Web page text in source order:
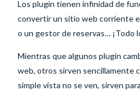
Los plugin tienen infinidad de
convertir un sitio web corriente
o un gestor de reservas… ¡Todo
Mientras que algunos plugin
web, otros sirven sencillamente
simple vista no se ven, sirven